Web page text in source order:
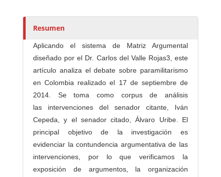
o
e
Resumen
Aplicando el sistema de Matriz Argumental
diseñado por el Dr. Carlos del Valle Rojas3, este
artículo analiza el debate sobre paramilitarismo
en Colombia realizado el 17 de septiembre de
2014. Se toma como corpus de análisis
las intervenciones del senador citante, Iván
Cepeda, y el senador citado, Álvaro Uribe. El
principal objetivo de la investigación es
evidenciar la contundencia argumentativa de las
intervenciones, por lo que verificamos la
exposición de argumentos, la organización